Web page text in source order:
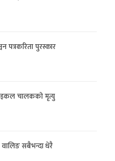
पत्रकरिता पुरस्कार
चालकको मृत्यु
सबैभन्दा धेरै